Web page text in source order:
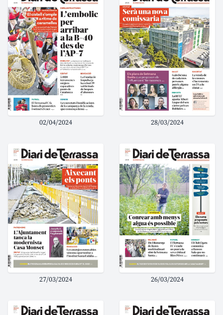
02/04/2024 28/03/2024
27/03/2024 26/03/2024